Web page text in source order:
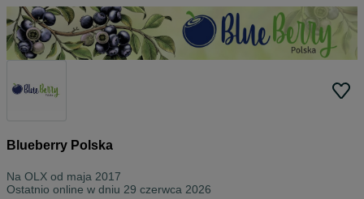
Blueberry Polska
Na OLX od maja 2017
Ostatnio online w dniu 29 czerwca 2026